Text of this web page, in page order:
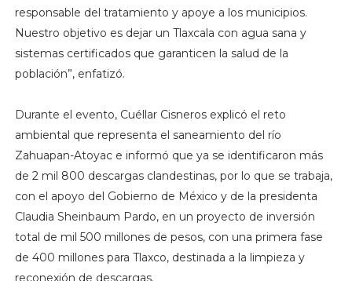
responsable del tratamiento y apoye a los municipios.
Nuestro objetivo es dejar un Tlaxcala con agua sana y
sistemas certificados que garanticen la salud de la
población”, enfatizó.
Durante el evento, Cuéllar Cisneros explicó el reto
ambiental que representa el saneamiento del río
Zahuapan-Atoyac e informó que ya se identificaron más
de 2 mil 800 descargas clandestinas, por lo que se trabaja,
con el apoyo del Gobierno de México y de la presidenta
Claudia Sheinbaum Pardo, en un proyecto de inversión
total de mil 500 millones de pesos, con una primera fase
de 400 millones para Tlaxco, destinada a la limpieza y
reconexión de descargas.